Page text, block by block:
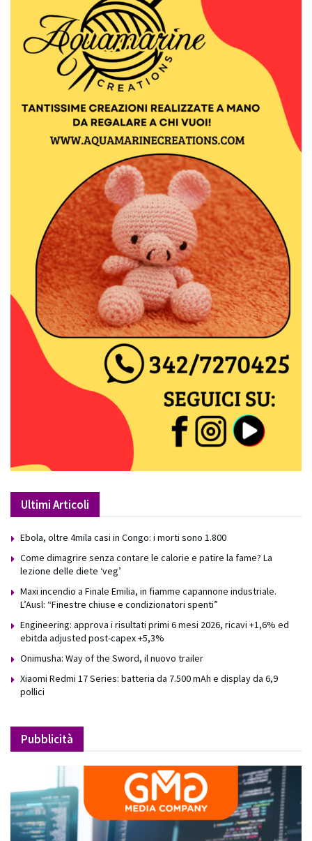
Ultimi Articoli
Ebola, oltre 4mila casi in Congo: i morti sono 1.800
Come dimagrire senza contare le calorie e patire la fame? La
lezione delle diete ‘veg’
Maxi incendio a Finale Emilia, in fiamme capannone industriale.
L’Ausl: “Finestre chiuse e condizionatori spenti”
Engineering: approva i risultati primi 6 mesi 2026, ricavi +1,6% ed
ebitda adjusted post-capex +5,3%
Onimusha: Way of the Sword, il nuovo trailer
Xiaomi Redmi 17 Series: batteria da 7.500 mAh e display da 6,9
pollici
Pubblicità